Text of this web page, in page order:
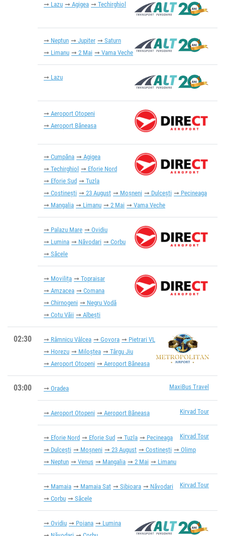
Lazu Agigea Techirghiol
Neptun Jupiter
Saturn
Limanu
2 Mai Vama Veche
Lazu
Aeroport Otopeni
Aeroport Băneasa
Cumpăna
Agigea
Techirghiol
Eforie Nord
Eforie Sud
Tuzla
Costinești
23 August Moșneni Dulcești
Pecineaga
Mangalia
Limanu 2 Mai Vama Veche
Palazu Mare
Ovidiu
Lumina
Năvodari
Corbu
Săcele
Movilița
Topraisar
Amzacea
Comana
Chirnogeni
Negru Vodă
Cotu Văii
Albești
02:30 Râmnicu Vâlcea Govora
Pietrari VL
Horezu
Miloștea
Târgu Jiu
Aeroport Otopeni
Aeroport Băneasa
03:00 MaxiBus Travel
Oradea
Kirvad Tour
Aeroport Otopeni Aeroport Băneasa
Kirvad Tour
Eforie Nord Eforie Sud Tuzla
Pecineaga
Dulcești
Moșneni 23 August Costinești
Olimp
Neptun
Venus Mangalia 2 Mai Limanu
Kirvad Tour
Mamaia Mamaia Sat Sibioara
Năvodari
Corbu
Săcele
Ovidiu Poiana
Lumina